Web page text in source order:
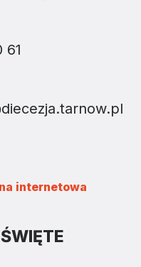
61
internetowa